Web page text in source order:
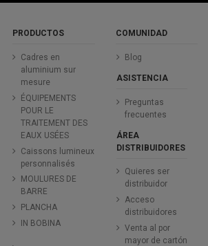
PRODUCTOS
Cadres en
aluminium sur
mesure
ÉQUIPEMENTS
POUR LE
TRAITEMENT DES
EAUX USÉES
Caissons lumineux
personnalisés
MOULURES DE
BARRE
PLANCHA
IN BOBINA
COMUNIDAD
Blog
ASISTENCIA
Preguntas
frecuentes
ÁREA
DISTRIBUIDORES
Quieres ser
distribuidor
Acceso
distribuidores
Venta al por
mayor de cartón